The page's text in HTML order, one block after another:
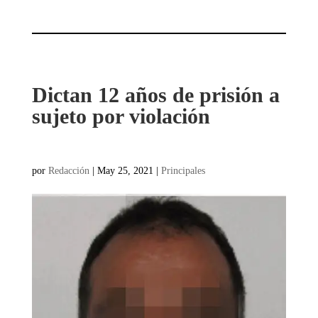
Dictan 12 años de prisión a
sujeto por violación
por Redacción | May 25, 2021 | Principales